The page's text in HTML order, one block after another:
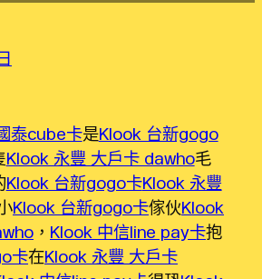
泰cube卡是Klook 台新gogo
Klook 永豐 大戶卡 dawho毛
Klook 台新gogo卡Klook 永豐
Klook 台新gogo卡傢伙Klook
， Klook 中信line pay卡抱
卡在Klook 永豐 大戶卡